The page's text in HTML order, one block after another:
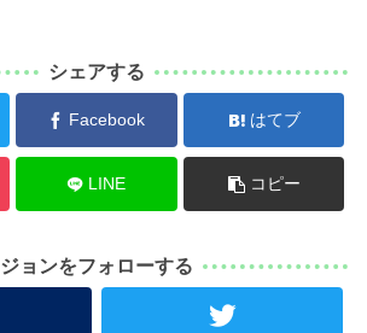
シェアする
Facebook はてブ
LINE コピー
ジョンをフォローする